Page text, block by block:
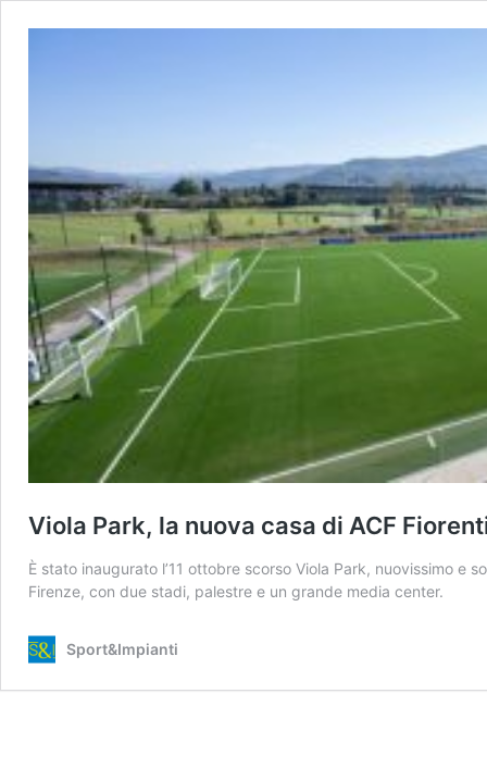
Viola Park, la nuova casa di ACF
È stato inaugurato l’11 ottobre scorso Viola Park, nuovissimo e
Firenze, con due stadi, palestre e un grande media center.
Sport&Impianti